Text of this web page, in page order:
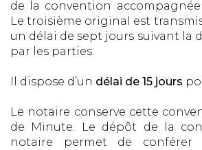
de la convention accompagnée
Le troisième original est
un délai de sept jours suivant la
par les parties.
Il dispose d’un délai de 15 jours
Le notaire conserve cette
de Minute. Le dépôt de la
notaire permet de conférer